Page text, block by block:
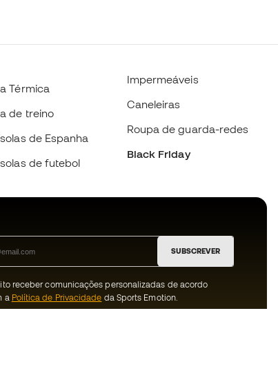
Térmica
de treino
de Espanha
de futebol
Impermeáveis
Caneleiras
Roupa de guarda-redes
Black Friday
SUBSCREVER
receber comunicações personalizadas de acordo
a Política de Privacidade da Sports Emotion.